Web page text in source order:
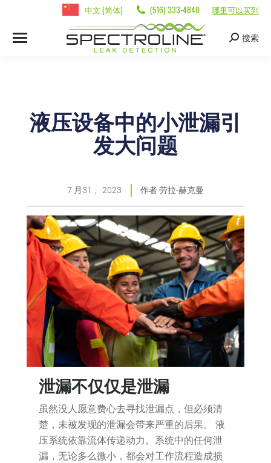
中文 (简体) (516) 333-4840 哪里可以买到
搜索
液压设备中的小泄漏引
发大问题
7 月31 、2023 作者劳拉-赫克曼
泄漏不仅仅是泄漏
虽然没人愿意费心去寻找泄漏点，但必须清
楚，未被发现的泄漏会带来严重的后果。 液
压系统依靠流体传递动力。系统中的任何泄
漏，无论多么微小，都会对工作流程造成损